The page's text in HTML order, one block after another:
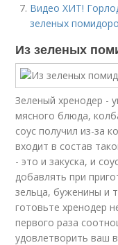
Видео ХИТ!
зеленых
Из зеленых
Зеленый хренодер -
мясного блюда,
соус получил из-за
входит в состав
- это и закуска, и
добавлять при
зельца, буженины и
готовьте хренодер
первого раза
удовлетворить ваш